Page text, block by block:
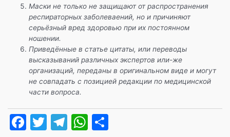
Маски не только не защищают от распространения
респираторных заболеваений, но и причиняют
серьёзный вред здоровью при их постоянном
ношении.
Приведённые в статье цитаты, или переводы
высказываний различных экспертов или-же
организаций, переданы в оригинальном виде и могут
не совпадать с позицией редакции по медицинской
части вопроса.
F
T
T
W